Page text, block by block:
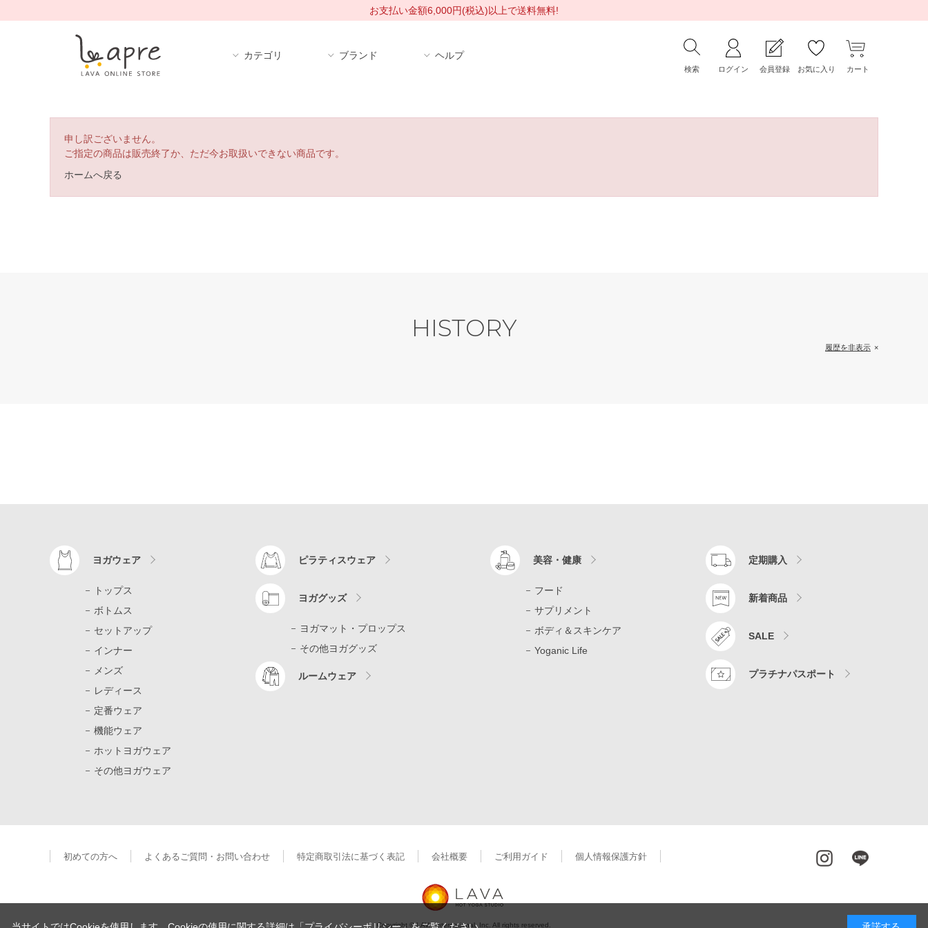
お支払い金額6,000円(税込)以上で送料無料!
カテゴリ ブランド ヘルプ
検索 ログイン 会員登録 お気に入り カート
申し訳ございません。
ご指定の商品は販売終了か、ただ今お取扱いできない商品です。
ホームへ戻る
HISTORY
履歴を非表示
ヨガウェア
トップス
ボトムス
セットアップ
インナー
メンズ
レディース
定番ウェア
機能ウェア
ホットヨガウェア
その他ヨガウェア
ピラティスウェア
ヨガグッズ
ヨガマット・プロップス
その他ヨガグッズ
ルームウェア
美容・健康
フード
サプリメント
ボディ＆スキンケア
Yoganic Life
定期購入
新着商品
SALE
プラチナパスポート
初めての方へ よくあるご質問・お問い合わせ 特定商取引法に基づく表記 会社概要 ご利用ガイド 個人情報保護方針
Copyright © LAVA International, Inc. All rights reserved.